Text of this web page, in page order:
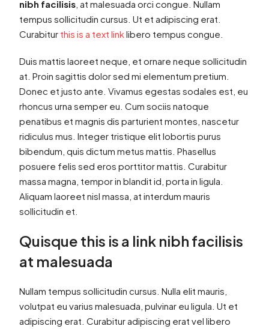
nibh facilisis , at malesuada orci congue. Nullam
tempus sollicitudin cursus. Ut et adipiscing erat.
Curabitur this is a text linklibero tempus congue.
Duis mattis laoreet neque, et ornare neque sollicitudin
at. Proin sagittis dolor sed mi elementum pretium.
Donec et justo ante. Vivamus egestas sodales est, eu
rhoncus urna semper eu. Cum sociis natoque
penatibus et magnis dis parturient montes, nascetur
ridiculus mus. Integer tristique elit lobortis purus
bibendum, quis dictum metus mattis. Phasellus
posuere felis sed eros porttitor mattis. Curabitur
massa magna, tempor in blandit id, porta in ligula.
Aliquam laoreet nisl massa, at interdum mauris
sollicitudin et.
Quisque this is a link nibh facilisis
at malesuada
Nullam tempus sollicitudin cursus. Nulla elit mauris,
volutpat eu varius malesuada, pulvinar eu ligula. Ut et
adipiscing erat. Curabitur adipiscing erat vel libero